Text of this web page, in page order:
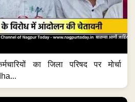
का जिला परिषद पर मोर्चा